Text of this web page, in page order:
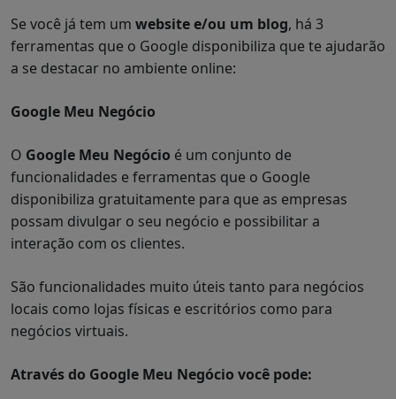
Se você já tem um website e/ou um blog, há 3
ferramentas que o Google disponibiliza que te ajudarão
a se destacar no ambiente online:
Google Meu Negócio
O Google Meu Negócio é um conjunto de
funcionalidades e ferramentas que o Google
disponibiliza gratuitamente para que as empresas
possam divulgar o seu negócio e possibilitar a
interação com os clientes.
São funcionalidades muito úteis tanto para negócios
locais como lojas físicas e escritórios como para
negócios virtuais.
Através do Google Meu Negócio você pode: